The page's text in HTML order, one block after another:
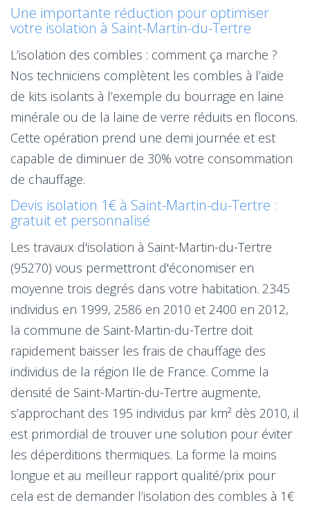
Une importante réduction pour optimiser
votre isolation à Saint-Martin-du-Tertre
L’isolation des combles : comment ça marche ?
Nos techniciens complètent les combles à l’aide
de kits isolants à l’exemple du bourrage en laine
minérale ou de la laine de verre réduits en flocons.
Cette opération prend une demi journée et est
capable de diminuer de 30% votre consommation
de chauffage.
Devis isolation 1€ à Saint-Martin-du-Tertre :
gratuit et personnalisé
Les travaux d'isolation à Saint-Martin-du-Tertre
(95270) vous permettront d'économiser en
moyenne trois degrés dans votre habitation. 2345
individus en 1999, 2586 en 2010 et 2400 en 2012,
la commune de Saint-Martin-du-Tertre doit
rapidement baisser les frais de chauffage des
individus de la région Ile de France. Comme la
densité de Saint-Martin-du-Tertre augmente,
s’approchant des 195 individus par km² dès 2010, il
est primordial de trouver une solution pour éviter
les déperditions thermiques. La forme la moins
longue et au meilleur rapport qualité/prix pour
cela est de demander l’isolation des combles à 1€